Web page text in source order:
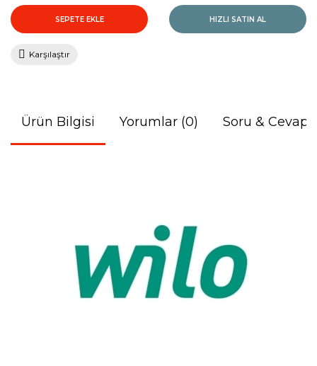
SEPETE EKLE HIZLI SATIN AL
Karşılaştır
Ürün Bilgisi Yorumlar (0) Soru & Cevap